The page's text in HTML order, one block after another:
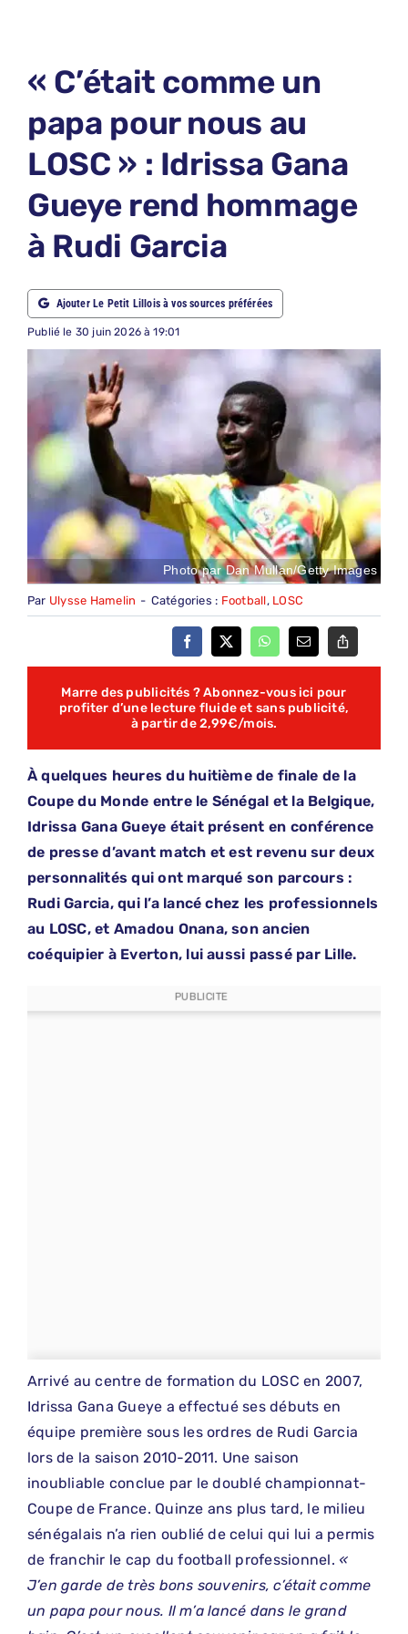
ABONNEMENTS
NOUS CONTACTER
NOUS SUIVRE
Rechercher:
« C’était comme un
papa pour nous au
LOSC » : Idrissa Gana
Gueye rend hommage
à Rudi Garcia
Ajouter Le Petit Lillois à vos sources préférées
Publié le 30 juin 2026 à 19:01
Photo par Dan Mullan/Getty Images
Par Ulysse Hamelin - Catégories : Football, LOSC
Marre des publicités ? Abonnez-vous ici pour
profiter d’une lecture fluide et sans publicité,
à partir de 2,99€/mois.
À quelques heures du huitième de finale de la
Coupe du Monde entre le Sénégal et la Belgique,
Idrissa Gana Gueye était présent en conférence
de presse d’avant match et est revenu sur deux
personnalités qui ont marqué son parcours :
Rudi Garcia, qui l’a lancé chez les professionnels
au LOSC, et Amadou Onana, son ancien
coéquipier à Everton, lui aussi passé par Lille.
PUBLICITE
Arrivé au centre de formation du LOSC en 2007,
Idrissa Gana Gueye a effectué ses débuts en
équipe première sous les ordres de Rudi Garcia
lors de la saison 2010-2011. Une saison
inoubliable conclue par le doublé championnat-
Coupe de France. Quinze ans plus tard, le milieu
sénégalais n’a rien oublié de celui qui lui a permis
de franchir le cap du football professionnel. «
J’en garde de très bons souvenirs, c’était comme
un papa pour nous. Il m’a lancé dans le grand